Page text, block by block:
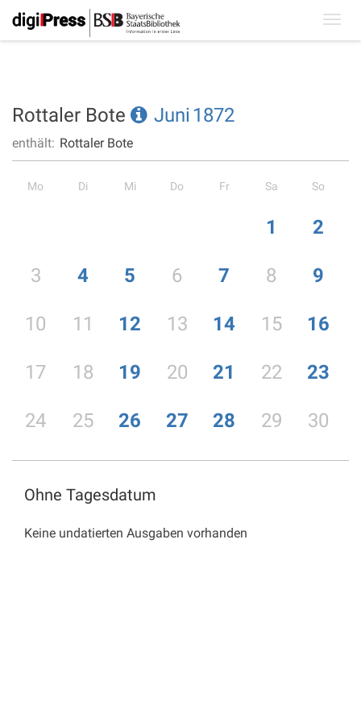
Rottaler Bote Juni 1872
enthält: Rottaler Bote
Mo Di Mi Do Fr Sa So
1 2
3 4 5 6 7 8 9
10 11 12 13 14 15 16
17 18 19 20 21 22 23
24 25 26 27 28 29 30
Ohne Tagesdatum
Keine undatierten Ausgaben vorhanden